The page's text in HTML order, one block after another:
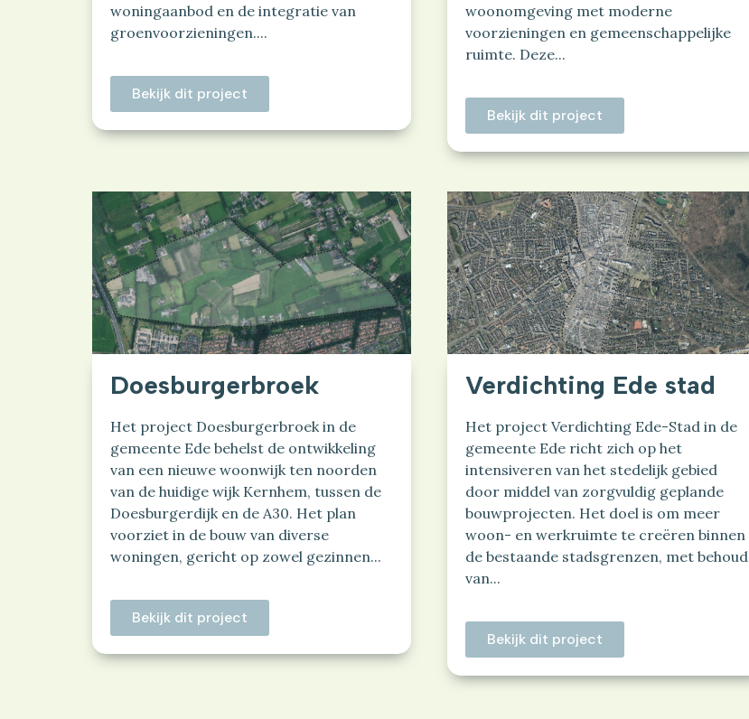
woningaanbod en de integratie van
groenvoorzieningen....
Bekijk dit project
woonomgeving met moderne
voorzieningen en gemeenschappelijke
ruimte. Deze...
Bekijk dit project
Doesburgerbroek
Het project Doesburgerbroek in de
gemeente Ede behelst de ontwikkeling
van een nieuwe woonwijk ten noorden
van de huidige wijk Kernhem, tussen de
Doesburgerdijk en de A30. Het plan
voorziet in de bouw van diverse
woningen, gericht op zowel gezinnen...
Bekijk dit project
Verdichting Ede stad
Het project Verdichting Ede-Stad in de
gemeente Ede richt zich op het
intensiveren van het stedelijk gebied
door middel van zorgvuldig geplande
bouwprojecten. Het doel is om meer
woon- en werkruimte te creëren binnen
de bestaande stadsgrenzen, met behoud
van...
Bekijk dit project